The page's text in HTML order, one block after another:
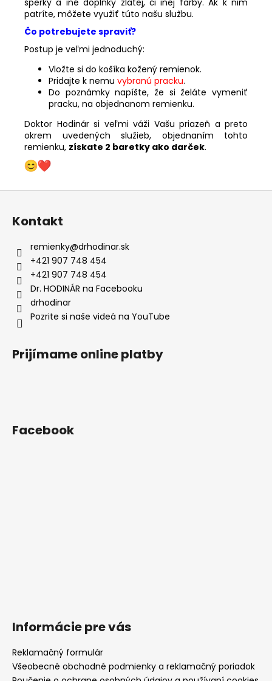
patríte, môžete využiť túto našu službu.
Čo potrebujete spraviť?
Postup je veľmi jednoduchý:
Vložte si do košíka kožený remienok.
Pridajte k nemu vybranú pracku.
Do poznámky napíšte, že si želáte vymeniť
pracku, na objednanom remienku.
Doktor Hodinár si veľmi váži Vašu priazeň a preto
okrem uvedených služieb, objednaním tohto
remienku, získate 2 baretky ako darček.
Z
Kontakt
remienky@drhodinar.sk
+421 907 748 454
+421 907 748 454
Dr. HODINÁR na Facebooku
drhodinar
Pozrite si naše videá na YouTube
Prijímame online platby
Facebook
Informácie pre vás
Reklamačný formulár
Všeobecné obchodné podmienky a reklamačný poriadok